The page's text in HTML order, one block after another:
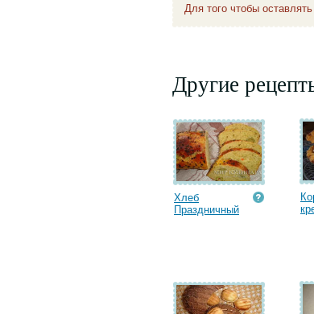
Для того чтобы
Другие
Хлеб
Праздничный